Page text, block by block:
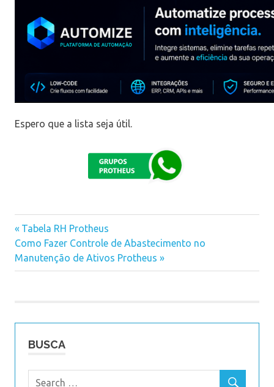
Espero que a lista seja útil.
Navegação
de
Previous
Post:
Tabela RH Protheus
Next
Post:
Como Fazer Controle de Abastecimento no
Manutenção de Ativos Protheus
BUSCA